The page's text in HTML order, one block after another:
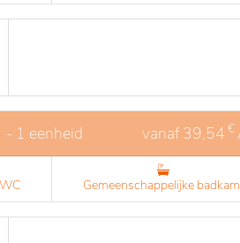
- 1 eenheid vanaf39,54 €
Gemeenschappelijke